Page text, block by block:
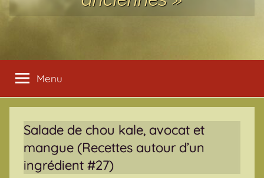
Menu
Salade de chou kale, avocat et
mangue (Recettes autour d’un
ingrédient #27)